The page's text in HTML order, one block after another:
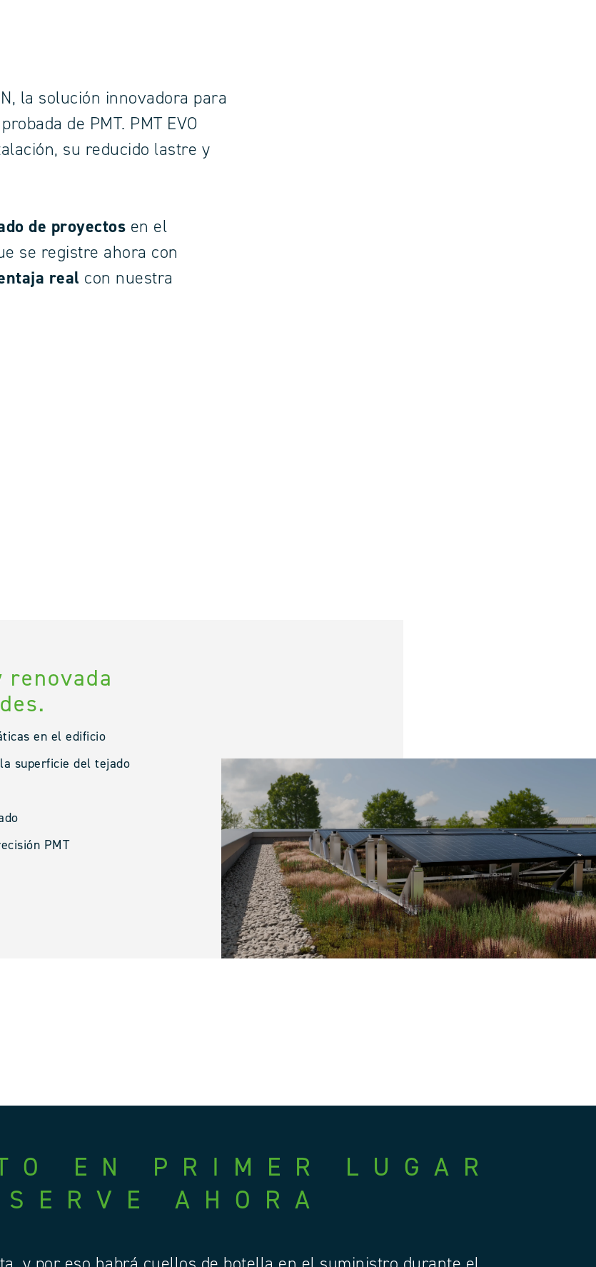
la solución innovadora para
de PMT. PMT EVO
su reducido lastre y
de proyectos en el
se registre ahora con
real con nuestra
renovada
en el edificio
superficie del tejado
PMT
EN PRIMER LUGAR
AHORA